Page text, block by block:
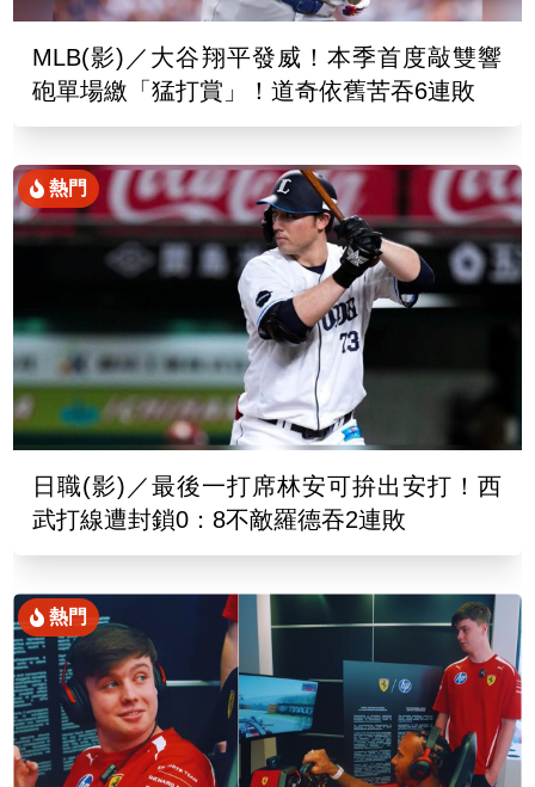
MLB(影)／大谷翔平發威！本季首度敲雙響
砲單場繳「猛打賞」！道奇依舊苦吞6連敗
熱門
日職(影)／最後一打席林安可拚出安打！西
武打線遭封鎖0：8不敵羅德吞2連敗
熱門